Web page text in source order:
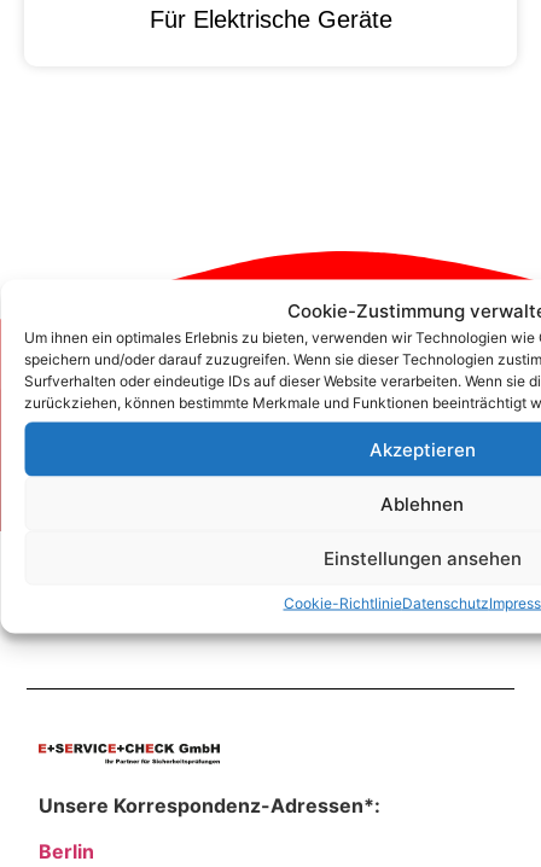
Cookie-Zustimmung
Um ihnen ein optimales Erlebnis zu bieten, verwenden wir Technologien
speichern und/oder darauf zuzugreifen. Wenn sie dieser Technologien
Surfverhalten oder eindeutige IDs auf dieser Website verarbeiten. Wenn sie
zurückziehen, können bestimmte Merkmale und Funktionen beeinträchtigt
Akzeptieren
Ablehnen
Einstellungen ansehen
Cookie-RichtlinieDatenschutz
Für Elektrische Geräte
Zum Kontaktformular
Unsere Korrespondenz-Adressen*:
Berlin